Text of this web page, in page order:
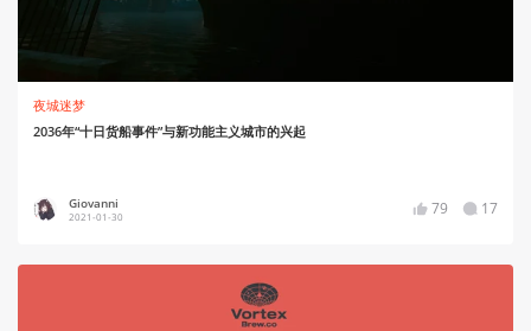
夜城迷梦
2036年“十日货船事件”与新功能主义城市的兴起
Giovanni
2021-01-30 79 17